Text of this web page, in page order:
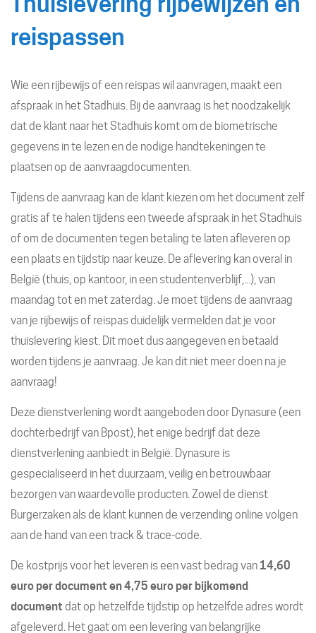
reispassen
Wie een rijbewijs of een reispas wil aanvragen, maakt een
afspraak in het Stadhuis. Bij de aanvraag is het noodzakelijk
dat de klant naar het Stadhuis komt om de biometrische
gegevens in te lezen en de nodige handtekeningen te
plaatsen op de aanvraagdocumenten.
Tijdens de aanvraag kan de klant kiezen om het document zelf
gratis af te halen tijdens een tweede afspraak in het Stadhuis
of om de documenten tegen betaling te laten afleveren op
een plaats en tijdstip naar keuze. De aflevering kan overal in
België (thuis, op kantoor, in een studentenverblijf,...), van
maandag tot en met zaterdag. Je moet tijdens de aanvraag
van je rijbewijs of reispas duidelijk vermelden dat je voor
thuislevering kiest. Dit moet dus aangegeven en betaald
worden tijdens je aanvraag. Je kan dit niet meer doen na je
aanvraag!
Deze dienstverlening wordt aangeboden door Dynasure (een
dochterbedrijf van Bpost), het enige bedrijf dat deze
dienstverlening aanbiedt in België. Dynasure is
gespecialiseerd in het duurzaam, veilig en betrouwbaar
bezorgen van waardevolle producten. Zowel de dienst
Burgerzaken als de klant kunnen de verzending online volgen
aan de hand van een track & trace-code.
De kostprijs voor het leveren is een vast bedrag van 14,60
euro per document en 4,75 euro per bijkomend
document dat op hetzelfde tijdstip op hetzelfde adres wordt
afgeleverd. Het gaat om een levering van belangrijke